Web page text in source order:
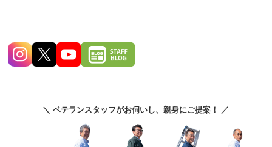
＼ ベテランスタッフがお伺いし、親身にご提案！ ／